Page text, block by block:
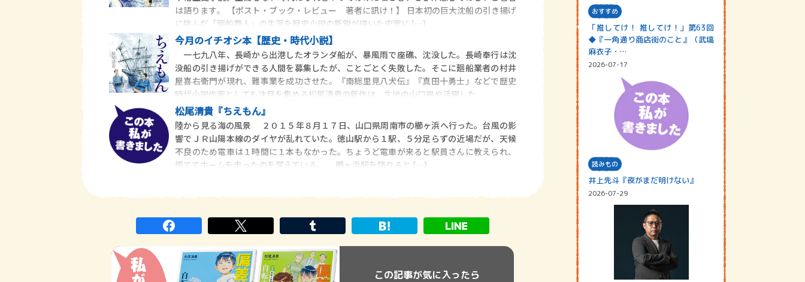
は語ります。 【ポスト・ブック・レビュー 著者に訊け！】 日本初の巨大沈船の引き揚げ
に挑んだ「廻船商人」の生涯を歴史小説の新鋭が描いた史実に […]
今月のイチオシ本【歴史・時代小説】
一七九八年、長崎から出港したオランダ船が、暴風雨で座礁、沈没した。長崎奉行は沈
没船の引き揚げができる人間を募集したが、ことごとく失敗した。そこに廻船業者の村井
屋喜右衛門が現れ、難事業を成功させた。『南総里見八犬伝』『真田十勇士』などで歴史
時代小説作家としても注目を集める松尾清貴の新作は、生地の山口県や活躍した
松尾清貴『ちえもん』
陸から見る海の風景 ２０１５年８月１７日、山口県周南市の櫛ヶ浜へ行った。台風の影
響でＪＲ山陽本線のダイヤが乱れていた。徳山駅から１駅、５分足らずの近場だが、天候
不良のため電車は１時間に１本もなかった。ちょうど電車が来ると駅員さんに教えられ、
慌ててホームを走ったのを覚えている。 櫛ヶ浜駅を降りると […]
この記事が気に入ったら
おすすめ
「推してけ！ 推してけ！」第63回
◆『一角通り商店街のこと』（武塙
麻衣子・…
2026-07-17
読みもの
井上先斗『夜がまだ明けない』
2026-07-29